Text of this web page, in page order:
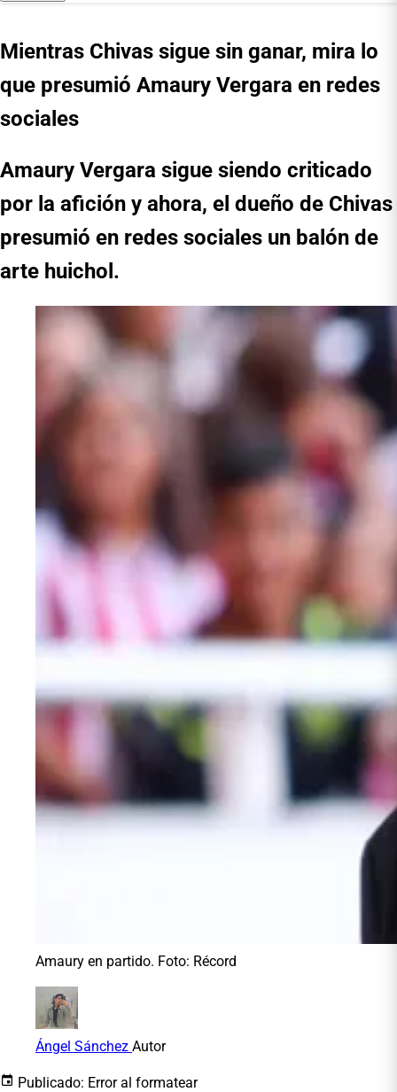
Mientras Chivas sigue sin ganar, mira lo
que presumió Amaury Vergara en redes
sociales
Amaury Vergara sigue siendo criticado
por la afición y ahora, el dueño de Chivas
presumió en redes sociales un balón de
arte huichol.
Amaury en partido. Foto: Récord
Ángel Sánchez Autor
Publicado: Error al formatear